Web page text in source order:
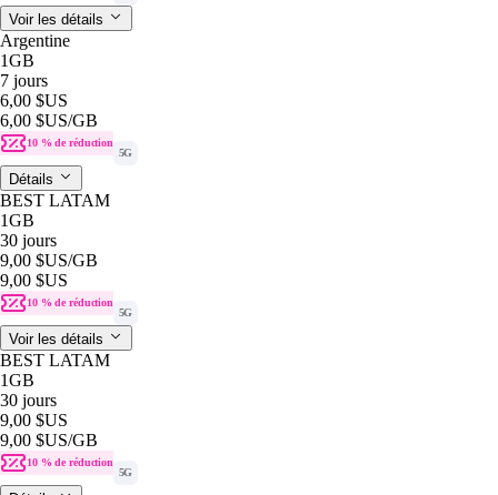
Voir les détails
Argentine
1GB
7 jours
6,00 $US
6,00 $US/GB
10 % de réduction
5G
Détails
BEST LATAM
1GB
30 jours
9,00 $US/GB
9,00 $US
10 % de réduction
5G
Voir les détails
BEST LATAM
1GB
30 jours
9,00 $US
9,00 $US/GB
10 % de réduction
5G